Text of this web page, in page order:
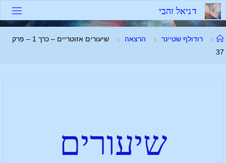
דניאל זהבי
רודולף שטיינר הרצאה
שיעורים אזוטריים – כרך 1 – פרק
37
שיעורים